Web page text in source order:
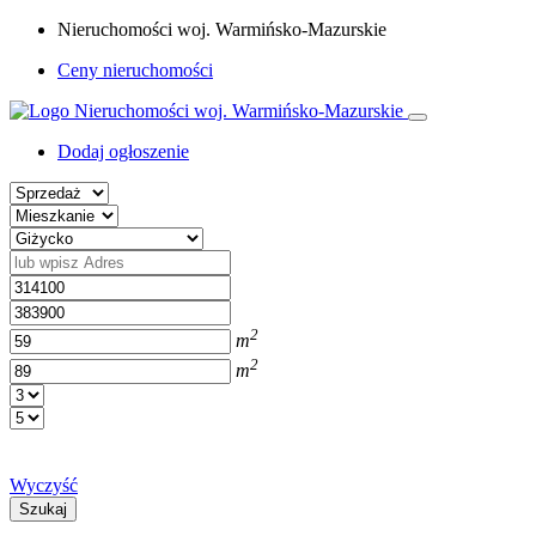
Nieruchomości woj. Warmińsko-Mazurskie
Ceny nieruchomości
Dodaj ogłoszenie
m2
m2
Wyczyść
Szukaj